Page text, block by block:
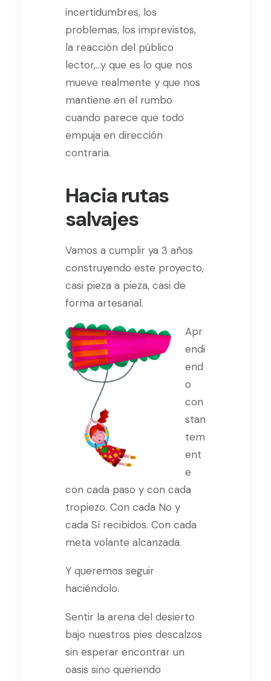
incertidumbres, los
problemas, los imprevistos,
la reacción del público
lector,…y que es lo que nos
mueve realmente y que nos
mantiene en el rumbo
cuando parece que todo
empuja en dirección
contraria.
Hacia rutas
salvajes
Vamos a cumplir ya 3 años
construyendo este proyecto,
casi pieza a pieza, casi de
forma artesanal.
Apr
endi
end
o
con
stan
tem
ent
e
con cada paso y con cada
tropiezo. Con cada No y
cada Sí recibidos. Con cada
meta volante alcanzada.
Y queremos seguir
haciéndolo.
Sentir la arena del desierto
bajo nuestros pies descalzos
sin esperar encontrar un
oasis sino queriendo